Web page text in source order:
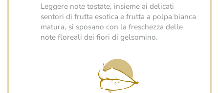
Leggere note tostate, insieme ai delicati
sentori di frutta esotica e frutta a polpa bianca
matura, si sposano con la freschezza delle
note floreali dei fiori di gelsomino.